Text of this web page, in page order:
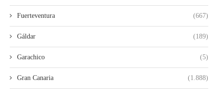
Fuerteventura (667)
Gáldar (189)
Garachico (5)
Gran Canaria (1.888)